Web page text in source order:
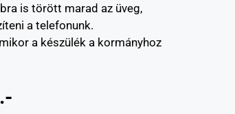
is törött marad az üveg,
a telefonunk.
a készülék a kormányhoz